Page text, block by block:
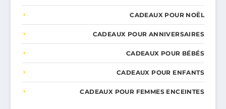
CADEAUX POUR NOËL
CADEAUX POUR ANNIVERSAIRES
CADEAUX POUR BÉBÉS
CADEAUX POUR ENFANTS
CADEAUX POUR FEMMES ENCEINTES